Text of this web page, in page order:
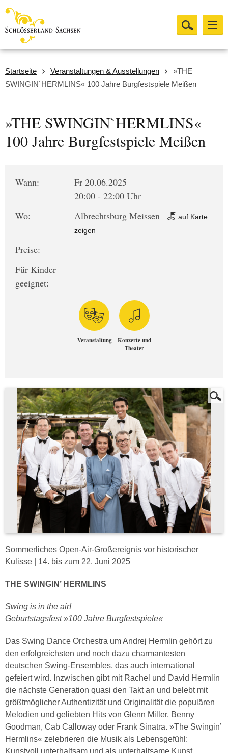
Startseite Veranstaltungen & Ausstellungen
»THE
SWINGIN`HERMLINS« 100 Jahre Burgfestspiele Meißen
»THE SWINGIN`HERMLINS«
100 Jahre Burgfestspiele Meißen
Wann:
Fr 20.06.2025
20:00 - 22:00 Uhr
Wo:
Albrechtsburg Meissen
auf Karte
zeigen
Preise:
Für Kinder
geeignet:
Veranstaltung
Konzerte und
Theater
Sommerliches Open-Air-Großereignis vor historischer
Kulisse | 14. bis zum 22. Juni 2025
THE SWINGIN’ HERMLINS
Swing is in the air!
Geburtstagsfest »100 Jahre Burgfestspiele«
Das Swing Dance Orchestra um Andrej Hermlin gehört zu
den erfolgreichsten und noch dazu charmantesten
deutschen Swing-Ensembles, das auch international
gefeiert wird. Inzwischen gibt mit Rachel und David Hermlin
die nächste Generation quasi den Takt an und belebt mit
größtmöglicher Authentizität und Originalität die populären
Melodien und geliebten Hits von Glenn Miller, Benny
Goodman, Cab Calloway oder Frank Sinatra. »The Swingin’
Hermlins« zelebrieren die Musik als Lebensgefühl:
Kunstvoll unterhaltsam und als unterhaltsame Kunst